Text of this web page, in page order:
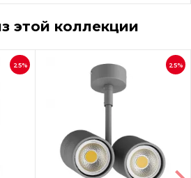
этой коллекции
25% 25%